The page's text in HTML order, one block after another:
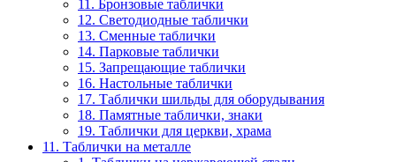
11. Бронзовые таблички
12. Светодиодные таблички
13. Сменные таблички
14. Парковые таблички
15. Запрещающие таблички
16. Настольные таблички
17. Таблички шильды для оборудывания
18. Памятные таблички, знаки
19. Таблички для церкви, храма
11. Таблички на металле